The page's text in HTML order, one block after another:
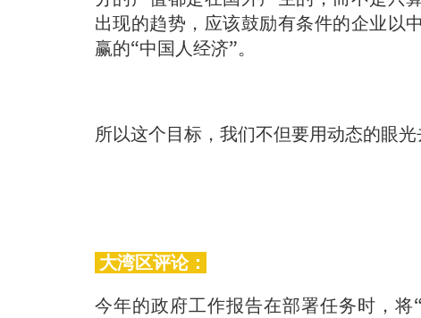
出现的趋势，应该鼓励有条件的企业以
赢的“中国人经济”。
所以这个目标，我们不但要用动态的眼
大湾区评论：
今年的政府工作报告在部署任务时，